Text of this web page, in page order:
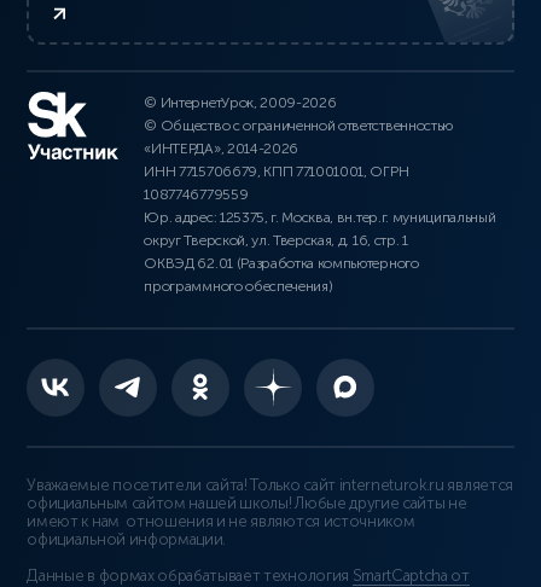
© ИнтернетУрок, 2009-2026
© Общество с ограниченной ответственностью
«ИНТЕРДА», 2014-2026
ИНН 7715706679, КПП 771001001, ОГРН
1087746779559
Юр. адрес: 125375, г. Москва, вн.тер.г. муниципальный
округ Тверской, ул. Тверская, д. 16, стр. 1
ОКВЭД 62.01 (Разработка компьютерного
программного обеспечения)
Уважаемые посетители сайта! Только сайт interneturok.ru является
официальным сайтом нашей школы! Любые другие сайты не
имеют к нам отношения и не являются источником
официальной информации.
Данные в формах обрабатывает технология SmartCaptcha от